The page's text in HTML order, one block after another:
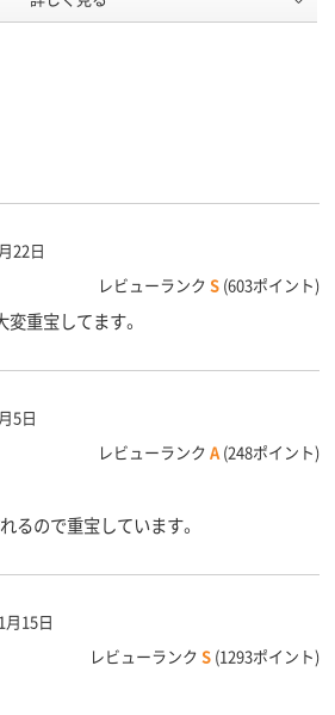
10
22日
レビューランク S (603ポイント)
重宝してます。
5日
レビューランク A (248ポイント)
るので重宝しています。
月15日
レビューランク S (1293ポイント)